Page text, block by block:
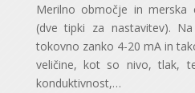
Merilno območje in merska
(dve tipki za nastavitev).
tokovno zanko 4-20 mA in
veličine, kot so nivo, tlak,
konduktivnost,…